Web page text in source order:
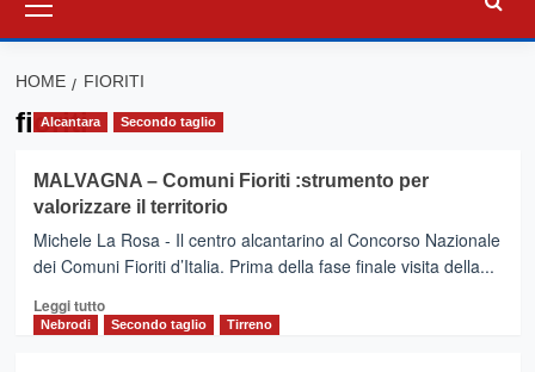
principale
HOME FIORITI
fioriti
Alcantara Secondo taglio
MALVAGNA – Comuni Fioriti :strumento per
valorizzare il territorio
Michele La Rosa - Il centro alcantarino al Concorso Nazionale
dei Comuni Fioriti d’Italia. Prima della fase finale visita della...
Leggi tuttoLeggi
di
Nebrodi Secondo taglio Tirreno